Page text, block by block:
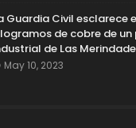
Guardia Civil esclarece
de cobre de
de Las
May 10, 2023